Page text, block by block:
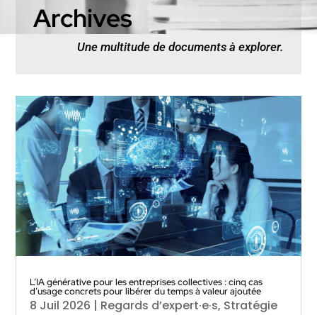
Archives
Une multitude de documents à explorer.
L’IA générative pour les entreprises collectives : cinq cas
d’usage concrets pour libérer du temps à valeur ajoutée
8 Juil 2026 | Regards d’expert·e·s, Stratégie